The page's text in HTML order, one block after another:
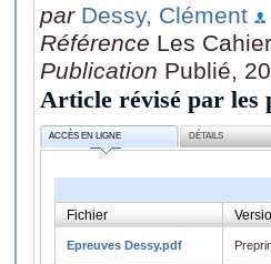
par Dessy, Clément
Référence Les
Publication Publié,
Article révisé par les
ACCÈS EN LIGNE DÉTAILS
Fichier
Epreuves Dessy.pdf